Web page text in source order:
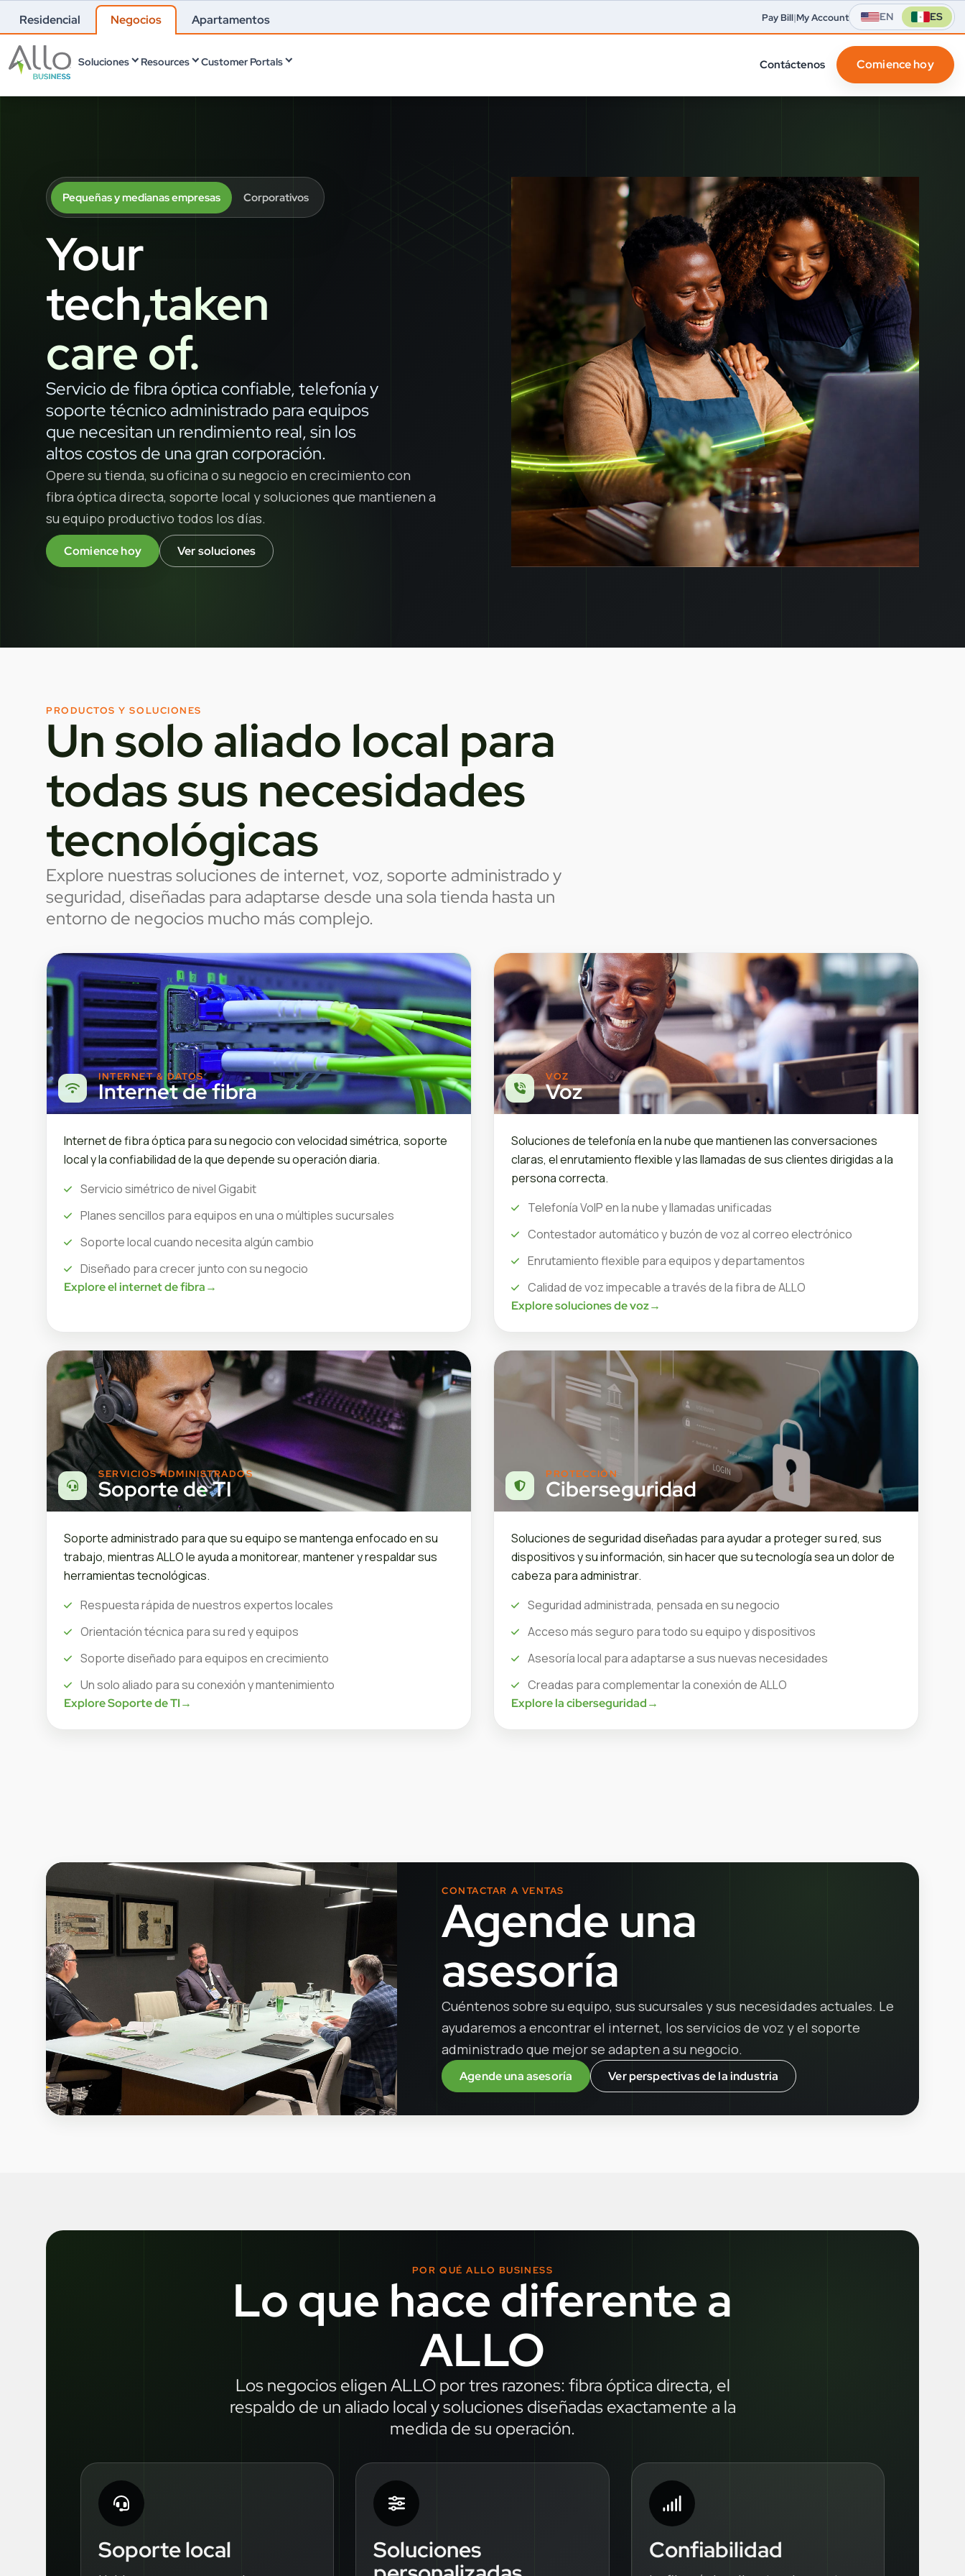
Residencial Negocios Apartamentos Pay Bill|My Account EN ES
Soluciones Resources Customer Portals Contáctenos Comience hoy
Pequeñas y medianas empresas Corporativos
Your
tech,taken
care of.
Servicio de fibra óptica confiable, telefonía y
soporte técnico administrado para equipos
que necesitan un rendimiento real, sin los
altos costos de una gran corporación.
Opere su tienda, su oficina o su negocio en crecimiento con
fibra óptica directa, soporte local y soluciones que mantienen a
su equipo productivo todos los días.
Comience hoy Ver soluciones
PRODUCTOS Y SOLUCIONES
Un solo aliado local para
todas sus necesidades
tecnológicas
Explore nuestras soluciones de internet, voz, soporte administrado y
seguridad, diseñadas para adaptarse desde una sola tienda hasta un
entorno de negocios mucho más complejo.
INTERNET & DATOS
Internet de fibra
Internet de fibra óptica para su negocio con velocidad simétrica, soporte
local y la confiabilidad de la que depende su operación diaria.
Servicio simétrico de nivel Gigabit
Planes sencillos para equipos en una o múltiples sucursales
Soporte local cuando necesita algún cambio
Diseñado para crecer junto con su negocio
Explore el internet de fibra→
VOZ
Voz
Soluciones de telefonía en la nube que mantienen las conversaciones
claras, el enrutamiento flexible y las llamadas de sus clientes dirigidas a la
persona correcta.
Telefonía VoIP en la nube y llamadas unificadas
Contestador automático y buzón de voz al correo electrónico
Enrutamiento flexible para equipos y departamentos
Calidad de voz impecable a través de la fibra de ALLO
Explore soluciones de voz→
SERVICIOS ADMINISTRADOS
Soporte de TI
Soporte administrado para que su equipo se mantenga enfocado en su
trabajo, mientras ALLO le ayuda a monitorear, mantener y respaldar sus
herramientas tecnológicas.
Respuesta rápida de nuestros expertos locales
Orientación técnica para su red y equipos
Soporte diseñado para equipos en crecimiento
Un solo aliado para su conexión y mantenimiento
Explore Soporte de TI→
PROTECCIÓN
Ciberseguridad
Soluciones de seguridad diseñadas para ayudar a proteger su red, sus
dispositivos y su información, sin hacer que su tecnología sea un dolor de
cabeza para administrar.
Seguridad administrada, pensada en su negocio
Acceso más seguro para todo su equipo y dispositivos
Asesoría local para adaptarse a sus nuevas necesidades
Creadas para complementar la conexión de ALLO
Explore la ciberseguridad→
CONTACTAR A VENTAS
Agende una
asesoría
Cuéntenos sobre su equipo, sus sucursales y sus necesidades actuales. Le
ayudaremos a encontrar el internet, los servicios de voz y el soporte
administrado que mejor se adapten a su negocio.
Agende una asesoría Ver perspectivas de la industria
POR QUÉ ALLO BUSINESS
Lo que hace diferente a
ALLO
Los negocios eligen ALLO por tres razones: fibra óptica directa, el
respaldo de un aliado local y soluciones diseñadas exactamente a la
medida de su operación.
Soporte local
Soluciones
Confiabilidad